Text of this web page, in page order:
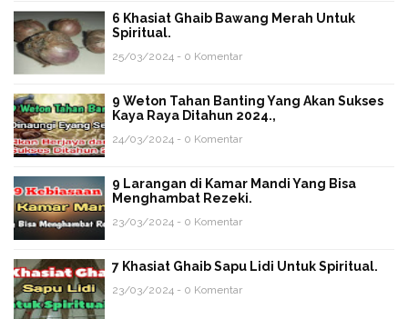
6 Khasiat Ghaib Bawang Merah Untuk
Spiritual.
25/03/2024 - 0 Komentar
9 Weton Tahan Banting Yang Akan Sukses
Kaya Raya Ditahun 2024.,
24/03/2024 - 0 Komentar
9 Larangan di Kamar Mandi Yang Bisa
Menghambat Rezeki.
23/03/2024 - 0 Komentar
7 Khasiat Ghaib Sapu Lidi Untuk Spiritual.
23/03/2024 - 0 Komentar